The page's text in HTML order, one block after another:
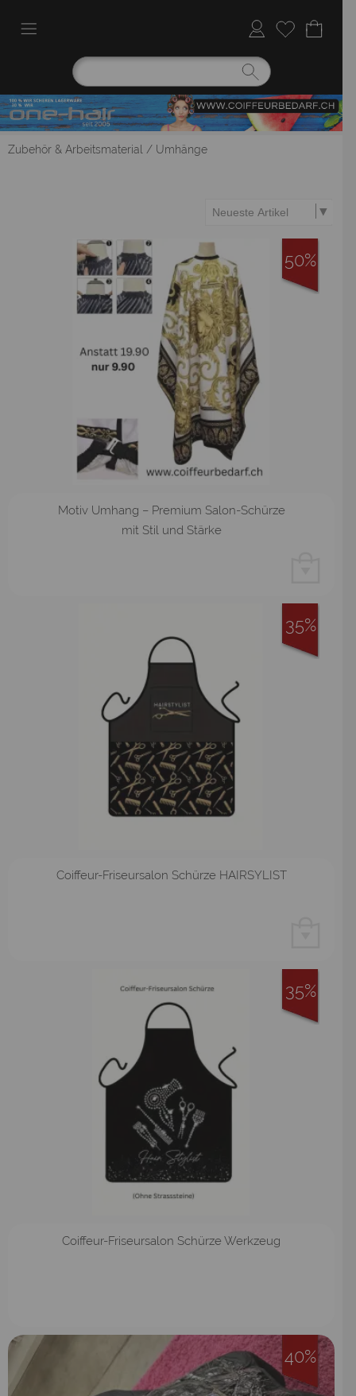
Zubehör & Arbeitsmaterial / Umhänge
Motiv Umhang – Premium Salon-Schürze
mit Stil und Stärke
50%
Coiffeur-Friseursalon Schürze HAIRSYLIST
35%
Coiffeur-Friseursalon Schürze Werkzeug
35%
40%